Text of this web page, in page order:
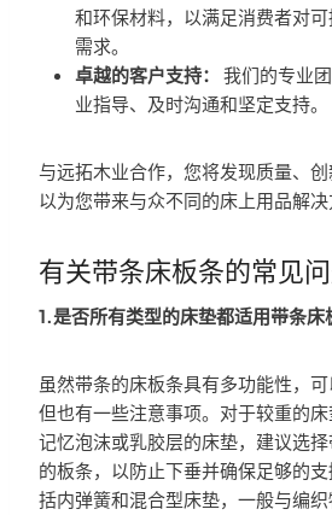
和环保材料，以满足消费者对
需求。
卓越的客户支持：
我们的专业
业指导、及时沟通和坚定支持。
与远拓木业合作，您将发现质量、
以为您带来与众不同的床上用品解决
有关带条床板条的常见
1.是否所有类型的床垫都适用带条床
虽然带条的床板条具有多功能性，可
但也有一些注意事项。对于较重的
记忆泡沫或乳胶层的床垫，建议选
的板条，以防止下垂并确保足够的
括内弹簧和混合型床垫，一般与编